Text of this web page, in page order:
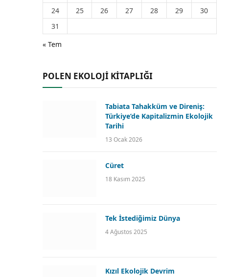
24
25 26 27 28 29
30
31
« Tem
POLEN EKOLOJİ KİTAPLIĞI
Tabiata Tahakküm ve Direniş:
Türkiye’de Kapitalizmin Ekolojik
Tarihi
13 Ocak 2026
Cüret
18 Kasım 2025
Tek İstediğimiz Dünya
4 Ağustos 2025
Kızıl Ekolojik Devrim